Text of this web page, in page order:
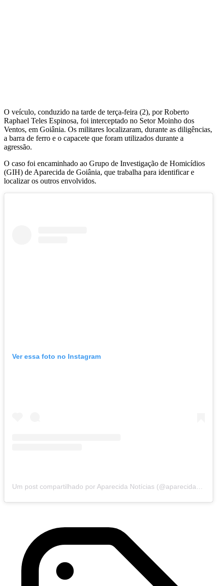
O veículo, conduzido na tarde de terça-feira (2), por Roberto
Raphael Teles Espinosa, foi interceptado no Setor Moinho dos
Ventos, em Goiânia. Os militares localizaram, durante as diligências,
a barra de ferro e o capacete que foram utilizados durante a
agressão.
O caso foi encaminhado ao Grupo de Investigação de Homicídios
(GIH) de Aparecida de Goiânia, que trabalha para identificar e
localizar os outros envolvidos.
Ver essa foto no Instagram